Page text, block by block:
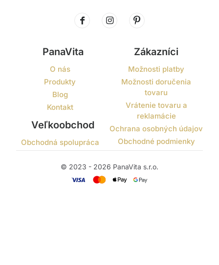
PanaVita
O nás
Produkty
Blog
Kontakt
Veľkoobchod
Obchodná spolupráca
Zákazníci
Možnosti platby
Možnosti doručenia
tovaru
Vrátenie tovaru a
reklamácie
Ochrana osobných údajov
Obchodné podmienky
© 2023 - 2026 PanaVita s.r.o.